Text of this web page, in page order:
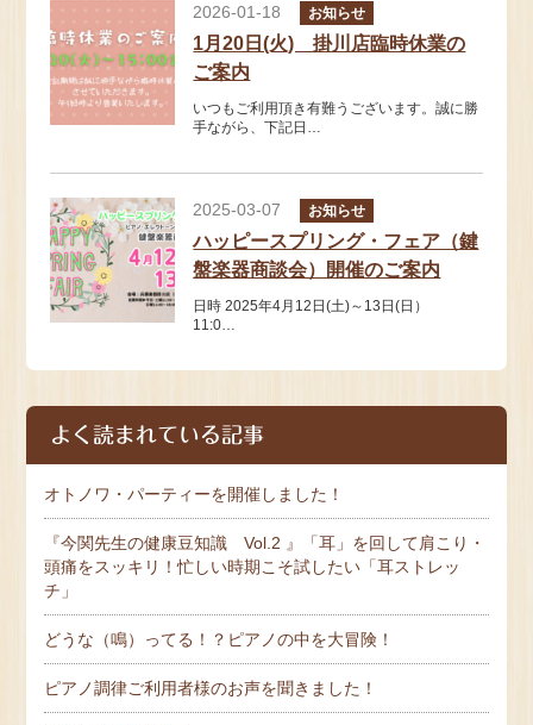
2026-01-18 お知らせ
1月20日(火) 掛川店臨時休業の
ご案内
いつもご利用頂き有難うございます。誠に勝
手ながら、下記日…
2025-03-07 お知らせ
ハッピースプリング・フェア（鍵
盤楽器商談会）開催のご案内
日時 2025年4月12日(土)～13日(日）
11:0…
よく読まれている記事
オトノワ・パーティーを開催しました！
『今関先生の健康豆知識 Vol.2 』「耳」を回して肩こり・
頭痛をスッキリ！忙しい時期こそ試したい「耳ストレッ
チ」
どうな（鳴）ってる！？ピアノの中を大冒険！
ピアノ調律ご利用者様のお声を聞きました！